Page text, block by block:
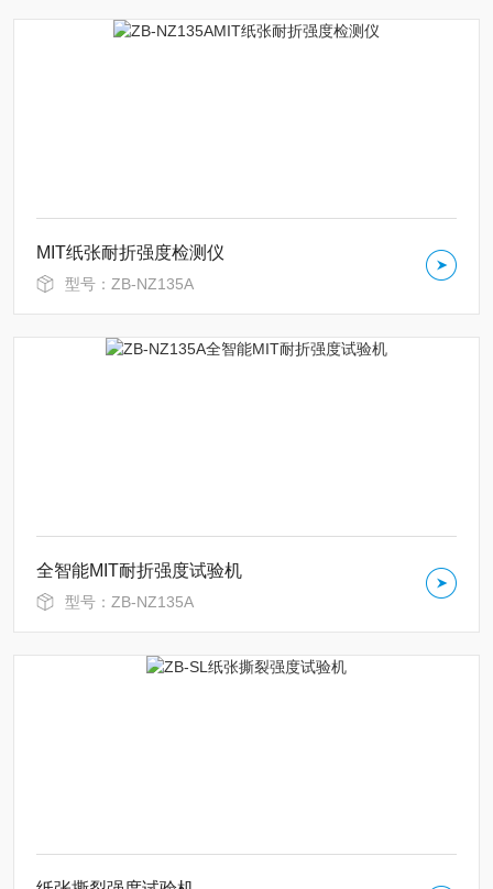
MIT纸张耐折强度检测仪
型号：ZB-NZ135A
全智能MIT耐折强度试验机
型号：ZB-NZ135A